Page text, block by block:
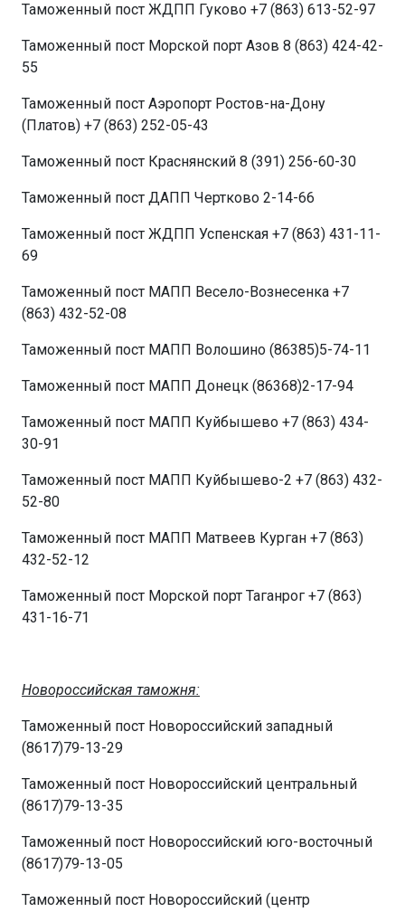
Таможенный пост ЖДПП Гуково +7 (863) 613-52-97
Таможенный пост Морской порт Азов 8 (863) 424-42-
55
Таможенный пост Аэропорт Ростов-на-Дону
(Платов) +7 (863) 252-05-43
Таможенный пост Краснянский 8 (391) 256-60-30
Таможенный пост ДАПП Чертково 2-14-66
Таможенный пост ЖДПП Успенская +7 (863) 431-11-
69
Таможенный пост МАПП Весело-Вознесенка +7
(863) 432-52-08
Таможенный пост МАПП Волошино (86385)5-74-11
Таможенный пост МАПП Донецк (86368)2-17-94
Таможенный пост МАПП Куйбышево +7 (863) 434-
30-91
Таможенный пост МАПП Куйбышево-2 +7 (863) 432-
52-80
Таможенный пост МАПП Матвеев Курган +7 (863)
432-52-12
Таможенный пост Морской порт Таганрог +7 (863)
431-16-71
Новороссийская таможня:
Таможенный пост Новороссийский западный
(8617)79-13-29
Таможенный пост Новороссийский центральный
(8617)79-13-35
Таможенный пост Новороссийский юго-восточный
(8617)79-13-05
Таможенный пост Новороссийский (центр